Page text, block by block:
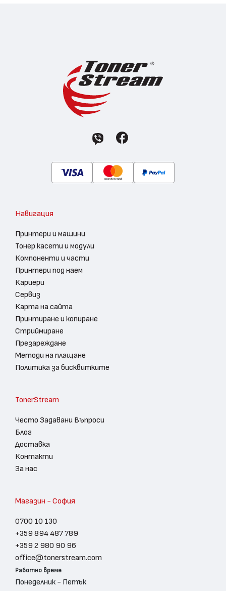
Навигация
Принтери и машини
Тонер касети и модули
Компоненти и части
Принтери под наем
Кариери
Сервиз
Карта на сайта
Принтиране и копиране
Стриймиране
Презареждане
Методи на плащане
Политика за бисквитките
TonerStream
Често Задавани Въпроси
Блог
Доставка
Контакти
За нас
Магазин - София
0700 10 130
+359 894 487 789
+359 2 980 90 96
office@tonerstream.com
Работно време
Понеделник - Петък